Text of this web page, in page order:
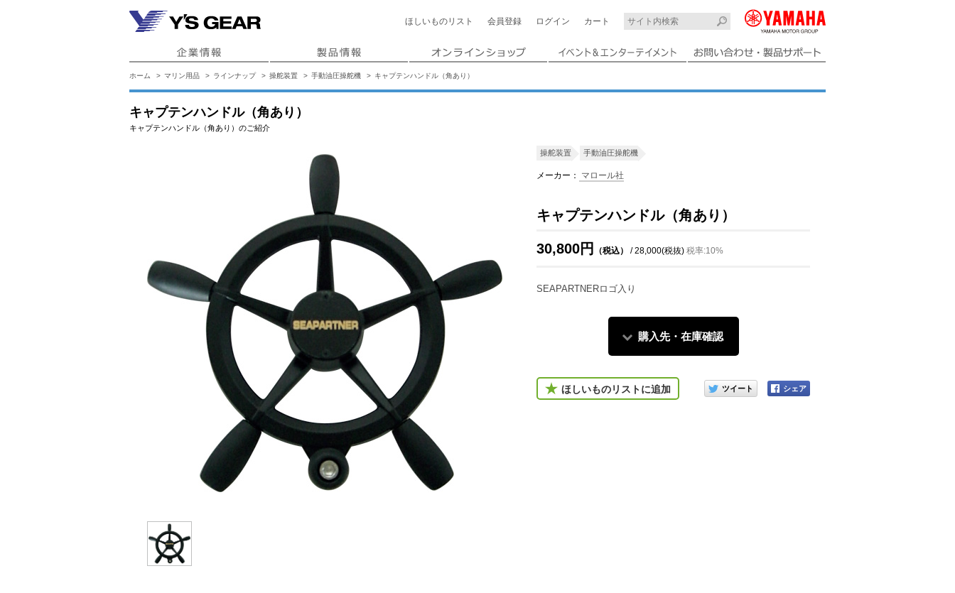
ほしいもの リスト 会員登録 ログイン カート
ホーム マリン用品 ラインナップ 操舵装置 手動油圧操舵機 キャプテンハンドル（角あり）
キャプテンハンドル（角あり）
キャプテンハンドル（角あり）のご紹介
操舵装置 手動油圧操舵機
メーカー： マロール社
キャプテンハンドル（角あり）
30,800円 （税込） / 28,000(税抜) 税率:10%
SEAPARTNERロゴ入り
購入先・在庫確認
ほしいものリストに追加
このアイテムをシェアする